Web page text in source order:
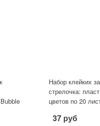
Набор клейких
стрелочка:
цветов по 20
37 руб